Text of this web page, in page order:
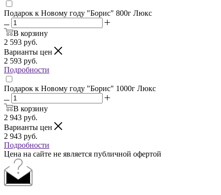
Подарок к Новому году "Борис" 800г Люкс
В корзину
2 593 руб.
Варианты цен
2 593 руб.
Подробности
Подарок к Новому году "Борис" 1000г Люкс
В корзину
2 943 руб.
Варианты цен
2 943 руб.
Подробности
Цена на сайте не является публичной офертой